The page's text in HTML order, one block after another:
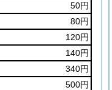
50円
80円
120円
140円
340円
500円